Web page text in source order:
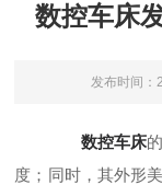
数控车床
发布时间：
数控车床
度；同时，其外形